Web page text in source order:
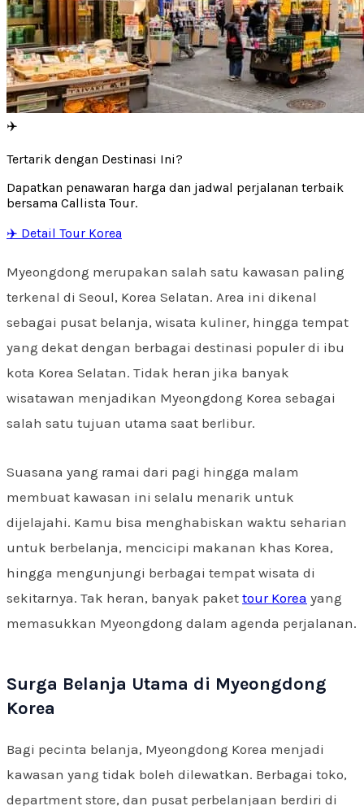
✈️
Tertarik dengan Destinasi Ini?
Dapatkan penawaran harga dan jadwal perjalanan terbaik
bersama Callista Tour.
✈️ Detail Tour Korea
Myeongdong merupakan salah satu kawasan paling
terkenal di Seoul, Korea Selatan. Area ini dikenal
sebagai pusat belanja, wisata kuliner, hingga tempat
yang dekat dengan berbagai destinasi populer di ibu
kota Korea Selatan. Tidak heran jika banyak
wisatawan menjadikan Myeongdong Korea sebagai
salah satu tujuan utama saat berlibur.
Suasana yang ramai dari pagi hingga malam
membuat kawasan ini selalu menarik untuk
dijelajahi. Kamu bisa menghabiskan waktu seharian
untuk berbelanja, mencicipi makanan khas Korea,
hingga mengunjungi berbagai tempat wisata di
sekitarnya. Tak heran, banyak paket tour Korea yang
memasukkan Myeongdong dalam agenda perjalanan.
Surga Belanja Utama di Myeongdong
Korea
Bagi pecinta belanja, Myeongdong Korea menjadi
kawasan yang tidak boleh dilewatkan. Berbagai toko,
department store, dan pusat perbelanjaan berdiri di